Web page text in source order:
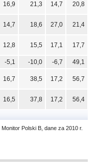
16,9 21,3 14,7 20,8
14,7 18,6 27,0 21,4
12,8 15,5 17,1 17,7
-5,1 -10,0 -6,7 49,1
16,7 38,5 17,2 56,7
16,5 37,8 17,2 56,4
Monitor Polski B, dane za 2010 r.